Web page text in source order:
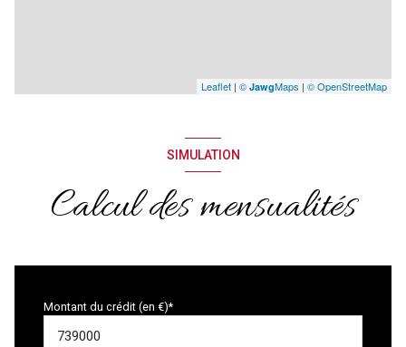
Leaflet | © JawgMaps | © OpenStreetMap
SIMULATION
Calcul des mensualités
Montant du crédit (en €)*